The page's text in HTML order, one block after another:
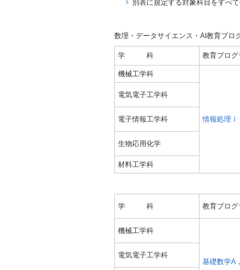
別表に規定する対象科目をすべ
数理・データサイエンス・AI教育プロ
学 科 教育プログ
機械工学科
情報処理Ⅰ
電気電子工学科
電子情報工学科
生物応用化学
材料工学科
学 科 教育プログ
機械工学科
基礎数学A ，
電気電子工学科